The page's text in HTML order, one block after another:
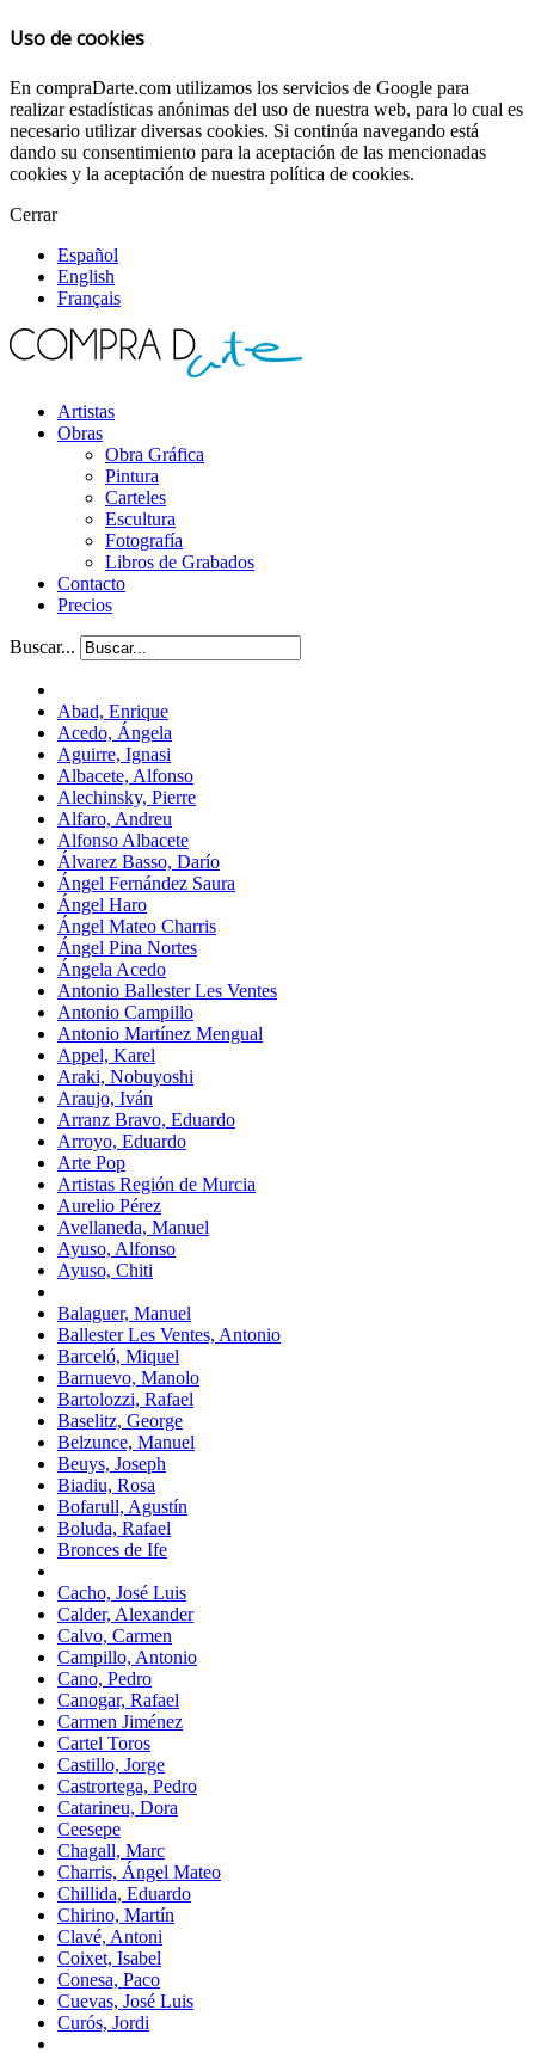
Uso de cookies
En compraDarte.com utilizamos los servicios de Google para
realizar estadísticas anónimas del uso de nuestra web, para lo cual es
necesario utilizar diversas cookies. Si continúa navegando está
dando su consentimiento para la aceptación de las mencionadas
cookies y la aceptación de nuestra política de cookies.
Cerrar
Español
English
Français
Artistas
Obras
Obra Gráfica
Pintura
Carteles
Escultura
Fotografía
Libros de Grabados
Contacto
Precios
Buscar...
Abad, Enrique
Acedo, Ángela
Aguirre, Ignasi
Albacete, Alfonso
Alechinsky, Pierre
Alfaro, Andreu
Alfonso Albacete
Álvarez Basso, Darío
Ángel Fernández Saura
Ángel Haro
Ángel Mateo Charris
Ángel Pina Nortes
Ángela Acedo
Antonio Ballester Les Ventes
Antonio Campillo
Antonio Martínez Mengual
Appel, Karel
Araki, Nobuyoshi
Araujo, Iván
Arranz Bravo, Eduardo
Arroyo, Eduardo
Arte Pop
Artistas Región de Murcia
Aurelio Pérez
Avellaneda, Manuel
Ayuso, Alfonso
Ayuso, Chiti
Balaguer, Manuel
Ballester Les Ventes, Antonio
Barceló, Miquel
Barnuevo, Manolo
Bartolozzi, Rafael
Baselitz, George
Belzunce, Manuel
Beuys, Joseph
Biadiu, Rosa
Bofarull, Agustín
Boluda, Rafael
Bronces de Ife
Cacho, José Luis
Calder, Alexander
Calvo, Carmen
Campillo, Antonio
Cano, Pedro
Canogar, Rafael
Carmen Jiménez
Cartel Toros
Castillo, Jorge
Castrortega, Pedro
Catarineu, Dora
Ceesepe
Chagall, Marc
Charris, Ángel Mateo
Chillida, Eduardo
Chirino, Martín
Clavé, Antoni
Coixet, Isabel
Conesa, Paco
Cuevas, José Luis
Curós, Jordi